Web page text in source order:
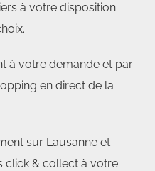
à votre disposition
à votre demande et par
en direct de la
sur Lausanne et
click & collect à votre